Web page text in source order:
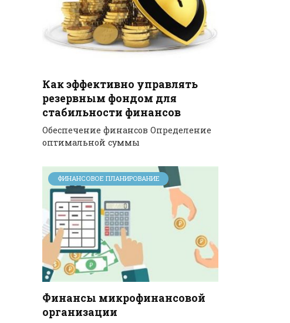
Как эффективно управлять
резервным фондом для
стабильности финансов
Обеспечение финансов Определение
оптимальной суммы
ФИНАНСОВОЕ ПЛАНИРОВАНИЕ
Финансы микрофинансовой
организации